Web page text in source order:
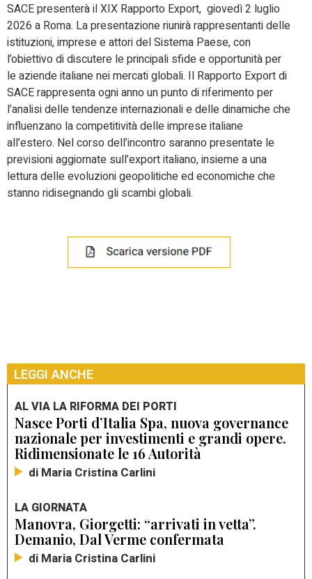
SACE presenterà il XIX Rapporto Export, giovedì 2 luglio
2026 a Roma. La presentazione riunirà rappresentanti delle
istituzioni, imprese e attori del Sistema Paese, con
l’obiettivo di discutere le principali sfide e opportunità per
le aziende italiane nei mercati globali. Il Rapporto Export di
SACErappresenta ogni anno un punto di riferimento per
l’analisi delle tendenze internazionali e delle dinamiche che
influenzano la competitività delle imprese italiane
all’estero. Nel corso dell’incontro saranno presentate le
previsioni aggiornate sull’export italiano, insieme a una
lettura delle evoluzioni geopolitiche ed economiche che
stanno ridisegnando gli scambi globali.
LEGGI ANCHE
AL VIA LA RIFORMA DEI PORTI
Nasce Porti d’Italia Spa, nuova governance
nazionale per investimenti e grandi opere.
Ridimensionate le 16 Autorità
di Maria Cristina Carlini
LA GIORNATA
Manovra, Giorgetti: “arrivati in vetta”.
Demanio, Dal Verme confermata
di Maria Cristina Carlini